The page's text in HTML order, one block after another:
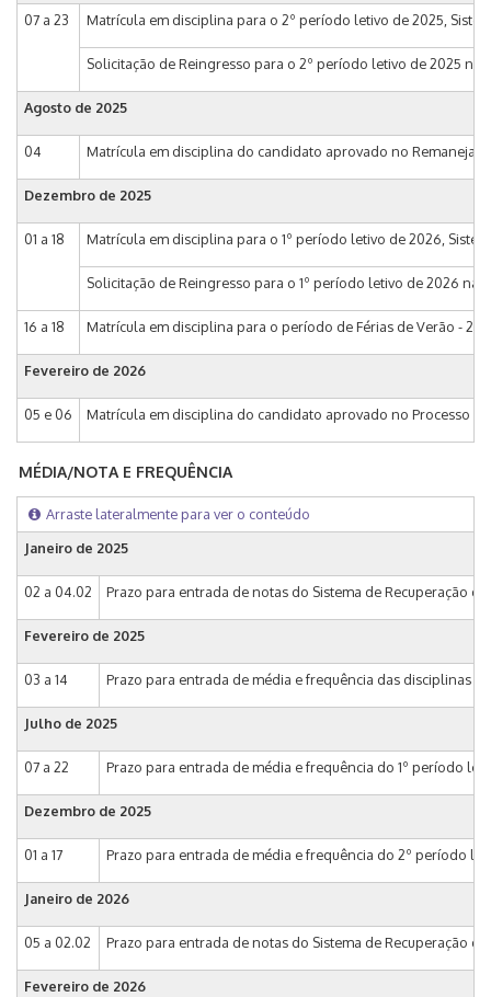
07 a 23 Matrícula em disciplina para o 2º período letivo de 2025,
Solicitação de Reingresso para o 2º período letivo de 2025
Agosto de 2025
04 Matrícula em disciplina do candidato aprovado no
Dezembro de 2025
01 a 18 Matrícula em disciplina para o 1º período letivo de 2026,
Solicitação de Reingresso para o 1º período letivo de 2026 na
16 a 18 Matrícula em disciplina para o período de Férias de Verão -
Fevereiro de 2026
05 e 06 Matrícula em disciplina do candidato aprovado no Processo
MÉDIA/NOTA E FREQUÊNCIA
Arraste lateralmente para ver o conteúdo
Janeiro de 2025
02 a 04.02 Prazo para entrada de notas do Sistema de Recuperação
Fevereiro de 2025
03 a 14 Prazo para entrada de média e frequência das disciplinas
Julho de 2025
07 a 22 Prazo para entrada de média e frequência do 1º período
Dezembro de 2025
01 a 17 Prazo para entrada de média e frequência do 2º período
Janeiro de 2026
05 a 02.02 Prazo para entrada de notas do Sistema de Recuperação
Fevereiro de 2026